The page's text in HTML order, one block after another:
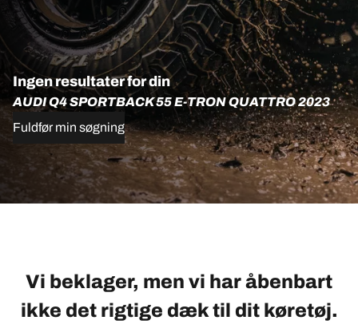
Ingen resultater for din
AUDI Q4 SPORTBACK 55 E-TRON QUATTRO 2023
Fuldfør min søgning
Vi beklager, men vi har åbenbart
ikke det rigtige dæk til dit køretøj.